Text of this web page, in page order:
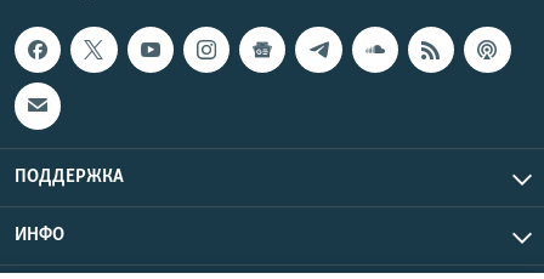
ПОДДЕРЖКА
ИНФО